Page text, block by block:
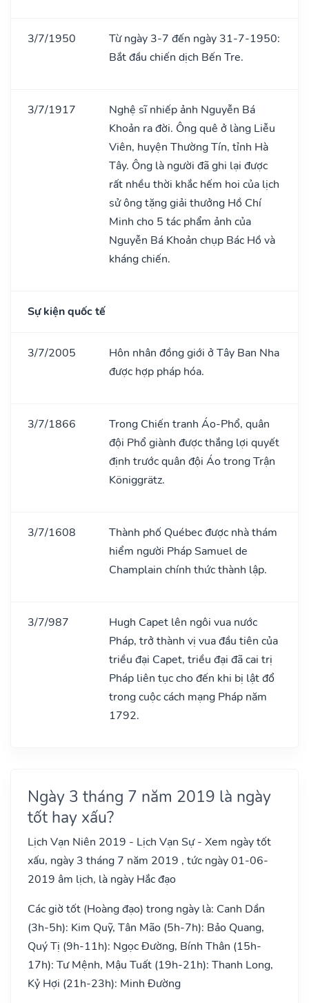
3/7/1950
Từ ngày 3-7 đến ngày 31-7-1950:
Bắt đầu chiến dịch Bến Tre.
3/7/1917
Nghệ sĩ nhiếp ảnh Nguyễn Bá
Khoản ra đời. Ông quê ở làng Liễu
Viên, huyện Thường Tín, tỉnh Hà
Tây. Ông là người đã ghi lại được
rất nhều thời khắc hếm hoi của lịch
sử ông tặng giải thưởng Hồ Chí
Minh cho 5 tác phẩm ảnh của
Nguyễn Bá Khoản chụp Bác Hồ và
kháng chiến.
Sự kiện quốc tế
3/7/2005
Hôn nhân đồng giới ở Tây Ban Nha
được hợp pháp hóa.
3/7/1866
Trong Chiến tranh Áo-Phổ, quân
đội Phổ giành được thắng lợi quyết
định trước quân đội Áo trong Trận
Königgrätz.
3/7/1608
Thành phố Québec được nhà thám
hiểm người Pháp Samuel de
Champlain chính thức thành lập.
3/7/987
Hugh Capet lên ngôi vua nước
Pháp, trở thành vị vua đầu tiên của
triều đại Capet, triều đại đã cai trị
Pháp liên tục cho đến khi bị lật đổ
trong cuộc cách mạng Pháp năm
1792.
Ngày 3 tháng 7 năm 2019 là ngày
tốt hay xấu?
Lịch Vạn Niên 2019 - Lịch Vạn Sự - Xem ngày tốt
xấu, ngày 3 tháng 7 năm 2019 , tức ngày 01-06-
2019 âm lịch, là ngày Hắc đạo
Các giờ tốt (Hoàng đạo) trong ngày là: Canh Dần
(3h-5h): Kim Quỹ, Tân Mão (5h-7h): Bảo Quang,
Quý Tị (9h-11h): Ngọc Đường, Bính Thân (15h-
17h): Tư Mệnh, Mậu Tuất (19h-21h): Thanh Long,
Kỷ Hợi (21h-23h): Minh Đường